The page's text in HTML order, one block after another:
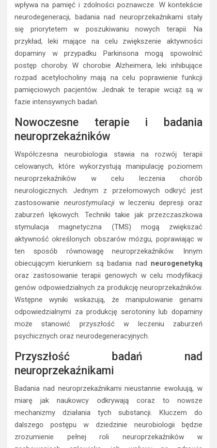
wpływa na pamięć i zdolności poznawcze. W kontekście
neurodegeneracji, badania nad neuroprzekaźnikami stały
się priorytetem w poszukiwaniu nowych terapii. Na
przykład, leki mające na celu zwiększenie aktywności
dopaminy w przypadku Parkinsona mogą spowolnić
postęp choroby. W chorobie Alzheimera, leki inhibujące
rozpad acetylocholiny mają na celu poprawienie funkcji
pamięciowych pacjentów. Jednak te terapie wciąż są w
fazie intensywnych badań.
Nowoczesne terapie i badania
neuroprzekaźników
Współczesna neurobiologia stawia na rozwój terapii
celowanych, które wykorzystują manipulację poziomem
neuroprzekaźników w celu leczenia chorób
neurologicznych. Jednym z przełomowych odkryć jest
zastosowanie neurostymulacjiw leczeniu depresji oraz
zaburzeń lękowych. Techniki takie jak przezczaszkowa
stymulacja magnetyczna (TMS) mogą zwiększać
aktywność określonych obszarów mózgu, poprawiając w
ten sposób równowagę neuroprzekaźników. Innym
obiecującym kierunkiem są badania nad neurogenetyką
oraz zastosowanie terapii genowych w celu modyfikacji
genów odpowiedzialnych za produkcję neuroprzekaźników.
Wstępne wyniki wskazują, że manipulowanie genami
odpowiedzialnymi za produkcję serotoniny lub dopaminy
może stanowić przyszłość w leczeniu zaburzeń
psychicznych oraz neurodegeneracyjnych.
Przyszłość badań nad
neuroprzekaźnikami
Badania nad neuroprzekaźnikami nieustannie ewoluują, w
miarę jak naukowcy odkrywają coraz to nowsze
mechanizmy działania tych substancji. Kluczem do
dalszego postępu w dziedzinie neurobiologii będzie
zrozumienie pełnej roli neuroprzekaźników w